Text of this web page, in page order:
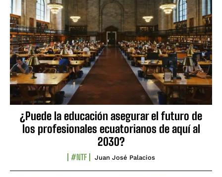
¿Puede la educación asegurar el futuro de
los profesionales ecuatorianos de aquí al
2030?
#NTF Juan José Palacios